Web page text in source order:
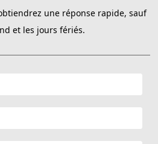
une réponse rapide, sauf
et les jours fériés.